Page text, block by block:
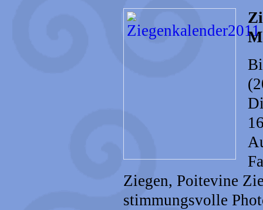
Ziegen, Poitevine
stimmungsvolle